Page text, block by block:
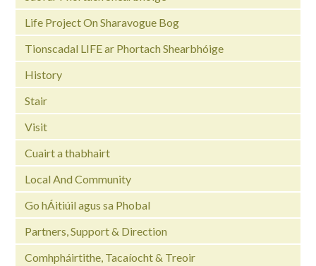
Life Project On Sharavogue Bog
Tionscadal LIFE ar Phortach Shearbhóige
History
Stair
Visit
Cuairt a thabhairt
Local And Community
Go hÁitiúil agus sa Phobal
Partners, Support & Direction
Comhpháirtithe, Tacaíocht & Treoir